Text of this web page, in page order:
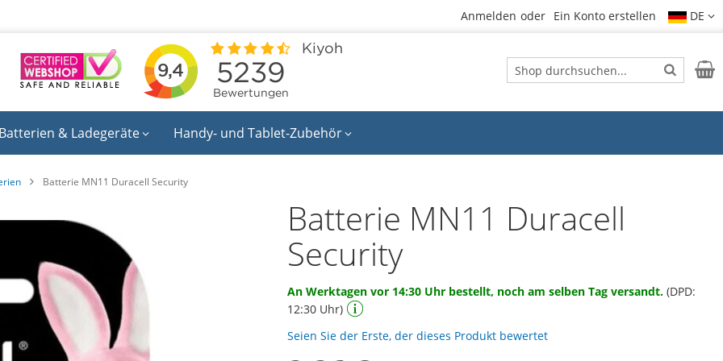
Anmelden Ein Konto erstellen DE
Suche
Suche
Batterien & Ladegeräte Handy- und Tablet-Zubehör
Batterie MN11 Duracell Security
Batterie MN11 Duracell
Security
An Werktagen vor 14:30 Uhr bestellt, noch am selben Tag versandt. (DPD:
12:30 Uhr)
Seien Sie der Erste, der dieses Produkt bewertet